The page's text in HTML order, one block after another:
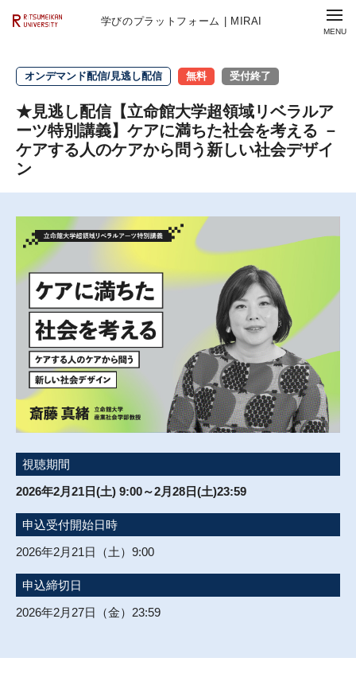
学びのプラットフォーム | MIRAI
オンデマンド配信/見逃し配信 無料 受付終了
★見逃し配信【立命館大学超領域リベラルア
ーツ特別講義】ケアに満ちた社会を考える －
ケアする人のケアから問う新しい社会デザイ
ン
視聴期間
2026年2月21日(土) 9:00～2月28日(土)23:59
申込受付開始日時
2026年2月21日（土）9:00
申込締切日
2026年2月27日（金）23:59